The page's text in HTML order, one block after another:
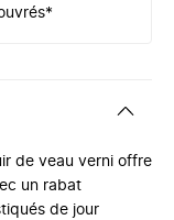
de veau verni offre
un rabat
de jour